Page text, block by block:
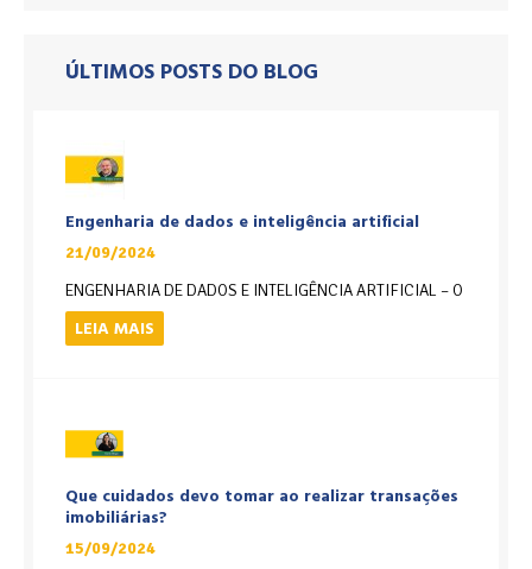
ÚLTIMOS POSTS DO BLOG
Engenharia de dados e inteligência artificial
21/09/2024
ENGENHARIA DE DADOS E INTELIGÊNCIA ARTIFICIAL – O
LEIA MAIS
Que cuidados devo tomar ao realizar transações
imobiliárias?
15/09/2024